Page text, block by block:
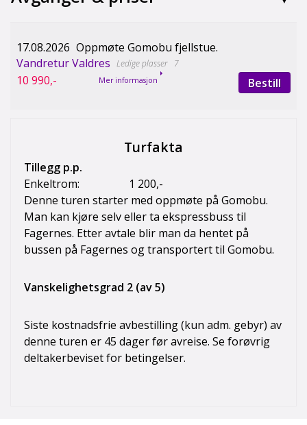
17.08.2026 Oppmøte Gomobu fjellstue.
Vandretur Valdres
7
10 990,- Bestill
Mer informasjon
Turfakta
Tillegg p.p.
Enkeltrom: 1 200,-
Denne turen starter med oppmøte på Gomobu.
Man kan kjøre selv eller ta ekspressbuss til
Fagernes. Etter avtale blir man da hentet på
bussen på Fagernes og transportert til Gomobu.
Vanskelighetsgrad 2 (av 5)
Siste kostnadsfrie avbestilling (kun adm. gebyr) av
denne turen er 45 dager før avreise. Se forøvrig
deltakerbeviset for betingelser.